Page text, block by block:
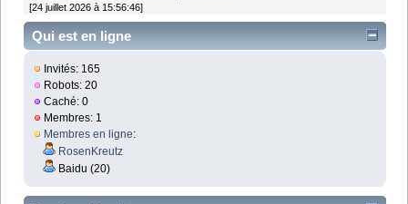
[24 juillet 2026 à 15:56:46]
Qui est en ligne
Invités: 165
Robots: 20
Caché: 0
Membres: 1
Membres en ligne:
RosenKreutz
Baidu (20)